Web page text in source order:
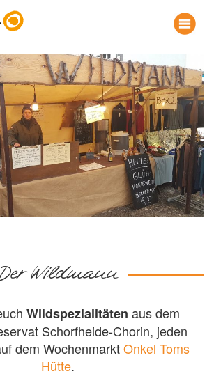
Wildmann
Wildspezialitäten aus dem
Schorfheide-Chorin, jeden
dem WochenmarktOnkel Toms
Hütte.